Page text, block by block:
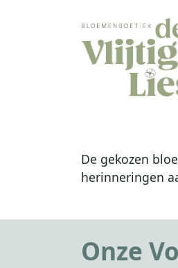
De gekozen
herinneringen
Onze